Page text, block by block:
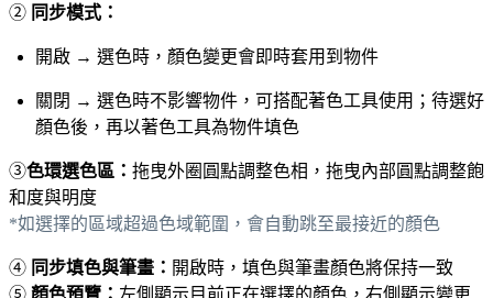
② 同步模式：
開啟 → 選色時，顏色變更會即時套用到物件
關閉 → 選色時不影響物件，可搭配著色工具使用；待選好
顏色後，再以著色工具為物件填色
③色環選色區： 拖曳外圈圓點調整色相，拖曳內部圓點調整飽
和度與明度
*如選擇的區域超過色域範圍，會自動跳至最接近的顏色
④ 同步填色與筆畫： 開啟時，填色與筆畫顏色將保持一致